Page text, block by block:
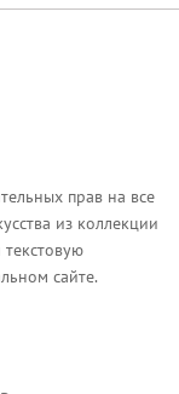
и
музеев
прав на все
из коллекции
сайте.